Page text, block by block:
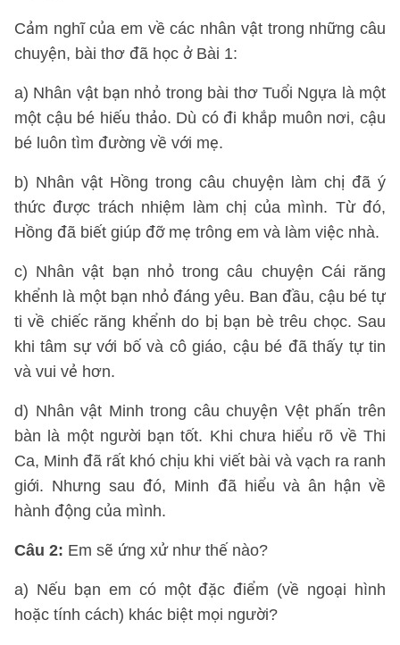
Cảm nghĩ của em về các nhân vật trong những câu
chuyện, bài thơ đã học ở Bài 1:
a) Nhân vật bạn nhỏ trong bài thơ Tuổi Ngựa là một
một cậu bé hiếu thảo. Dù có đi khắp muôn nơi, cậu
bé luôn tìm đường về với mẹ.
b) Nhân vật Hồng trong câu chuyện làm chị đã ý
thức được trách nhiệm làm chị của mình. Từ đó,
Hồng đã biết giúp đỡ mẹ trông em và làm việc nhà.
c) Nhân vật bạn nhỏ trong câu chuyện Cái răng
khểnh là một bạn nhỏ đáng yêu. Ban đầu, cậu bé tự
ti về chiếc răng khểnh do bị bạn bè trêu chọc. Sau
khi tâm sự với bố và cô giáo, cậu bé đã thấy tự tin
và vui vẻ hơn.
d) Nhân vật Minh trong câu chuyện Vệt phấn trên
bàn là một người bạn tốt. Khi chưa hiểu rõ về Thi
Ca, Minh đã rất khó chịu khi viết bài và vạch ra ranh
giới. Nhưng sau đó, Minh đã hiểu và ân hận về
hành động của mình.
Câu 2: Em sẽ ứng xử như thế nào?
a) Nếu bạn em có một đặc điểm (về ngoại hình
hoặc tính cách) khác biệt mọi người?